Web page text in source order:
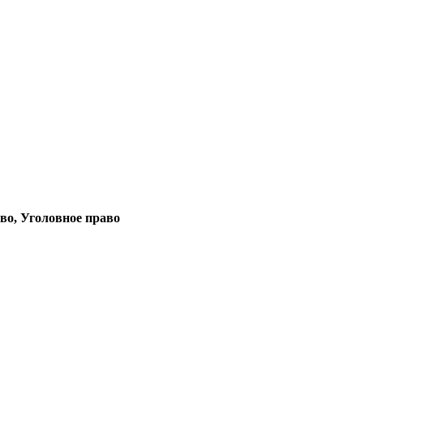
Уголовное право